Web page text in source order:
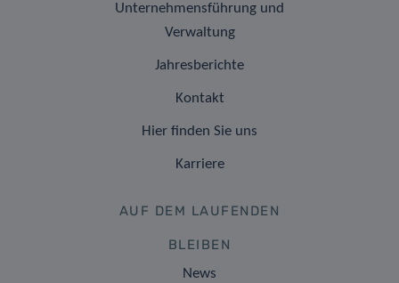
Unternehmensführung und
Verwaltung
Jahresberichte
Kontakt
Hier finden Sie uns
Karriere
AUF DEM LAUFENDEN
BLEIBEN
News